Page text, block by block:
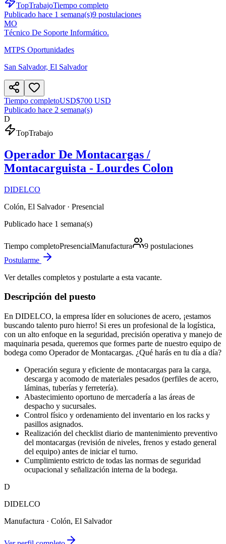
TopTrabajoTiempo completo
Publicado hace 1 semana(s)9 postulaciones
MO
Técnico De Soporte Informático.
MTPS Oportunidades
San Salvador, El Salvador
Tiempo completoUSD$700 USD
Publicado hace 2 semana(s)
D
TopTrabajo
Operador De Montacargas /
Montacarguista - Lourdes Colon
DIDELCO
Colón, El Salvador· Presencial
Publicado hace 1 semana(s)
Tiempo completoPresencialManufactura 9 postulaciones
Postularme
Ver detalles completos y postularte a esta vacante.
Descripción del puesto
En DIDELCO, la empresa líder en soluciones de acero, ¡estamos
buscando talento puro hierro! Si eres un profesional de la logística,
con un alto enfoque en la seguridad, precisión operativa y manejo de
maquinaria pesada, queremos que formes parte de nuestro equipo de
bodega como Operador de Montacargas. ¿Qué harás en tu día a día?
Operación segura y eficiente de montacargas para la carga,
descarga y acomodo de materiales pesados (perfiles de acero,
láminas, tuberías y ferretería).
Abastecimiento oportuno de mercadería a las áreas de
despacho y sucursales.
Control físico y ordenamiento del inventario en los racks y
pasillos asignados.
Realización del checklist diario de mantenimiento preventivo
del montacargas (revisión de niveles, frenos y estado general
del equipo) antes de iniciar el turno.
Cumplimiento estricto de todas las normas de seguridad
ocupacional y señalización interna de la bodega.
D
DIDELCO
Manufactura · Colón, El Salvador